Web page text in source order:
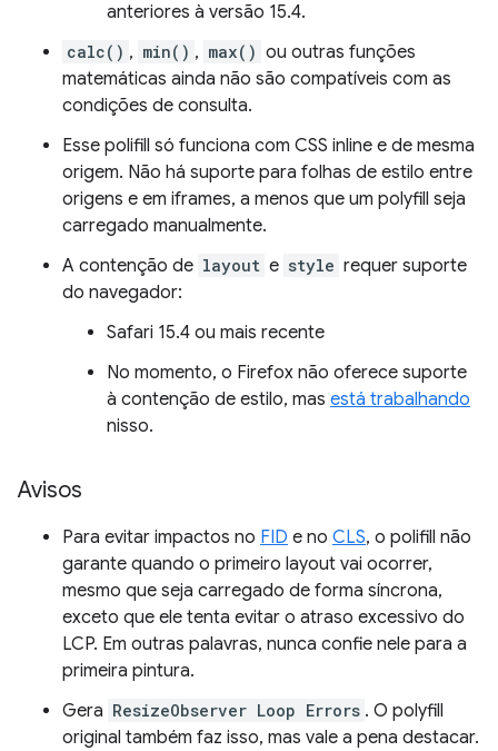
anteriores à versão 15.4.
calc() , min() , max() ou outras funções
matemáticas ainda não são compatíveis com as
condições de consulta.
Esse polifill só funciona com CSS inline e de mesma
origem. Não há suporte para folhas de estilo entre
origens e em iframes, a menos que um polyfill seja
carregado manualmente.
A contenção de layout e style requer suporte
do navegador:
Safari 15.4 ou mais recente
No momento, o Firefox não oferece suporte
à contenção de estilo, mas está trabalhando
nisso.
Avisos
Para evitar impactos no FID e no CLS, o polifill não
garante quando o primeiro layout vai ocorrer,
mesmo que seja carregado de forma síncrona,
exceto que ele tenta evitar o atraso excessivo do
LCP. Em outras palavras, nunca confie nele para a
primeira pintura.
Gera ResizeObserver Loop Errors . O polyfill
original também faz isso, mas vale a pena destacar.